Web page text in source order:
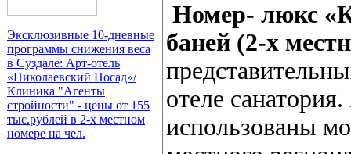
Эксклюзивные 10-дневные
программы снижения веса
в Суздале: Арт-отель
«Николаевский Посад»/
Клиника "Агенты
стройности" - цены от 155
тыс.рублей в 2-х местном
номере на чел.
Номер- люкс
баней (2-х
отеле
использованы